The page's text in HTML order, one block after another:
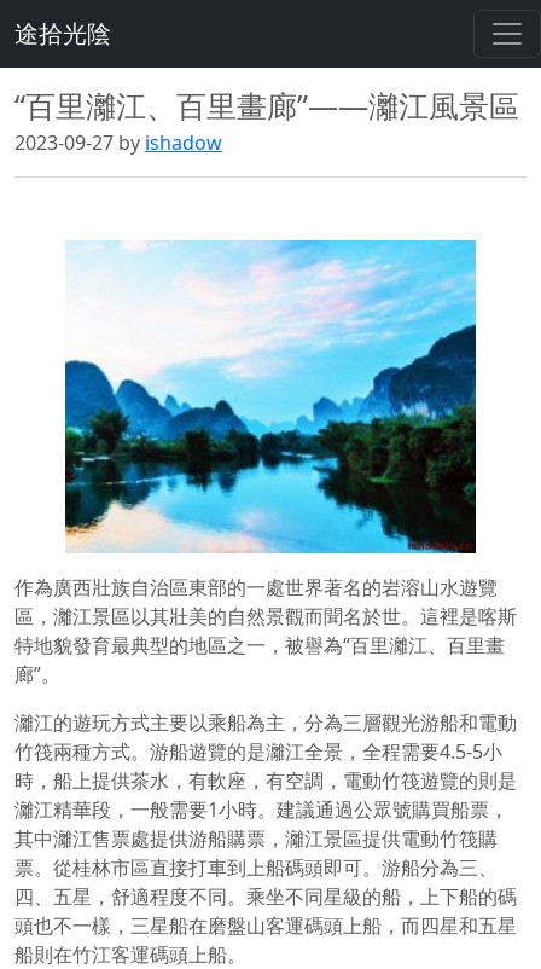
途拾光陰
“百里灕江、百里畫廊”——灕江風景區
2023-09-27 by ishadow
作為廣西壯族自治區東部的一處世界著名的岩溶山水遊覽
區，灕江景區以其壯美的自然景觀而聞名於世。這裡是喀斯
特地貌發育最典型的地區之一，被譽為“百里灕江、百里畫
廊”。
灕江的遊玩方式主要以乘船為主，分為三層觀光游船和電動
竹筏兩種方式。游船遊覽的是灕江全景，全程需要4.5-5小
時，船上提供茶水，有軟座，有空調，電動竹筏遊覽的則是
灕江精華段，一般需要1小時。建議通過公眾號購買船票，
其中灕江售票處提供游船購票，灕江景區提供電動竹筏購
票。從桂林市區直接打車到上船碼頭即可。游船分為三、
四、五星，舒適程度不同。乘坐不同星級的船，上下船的碼
頭也不一樣，三星船在磨盤山客運碼頭上船，而四星和五星
船則在竹江客運碼頭上船。